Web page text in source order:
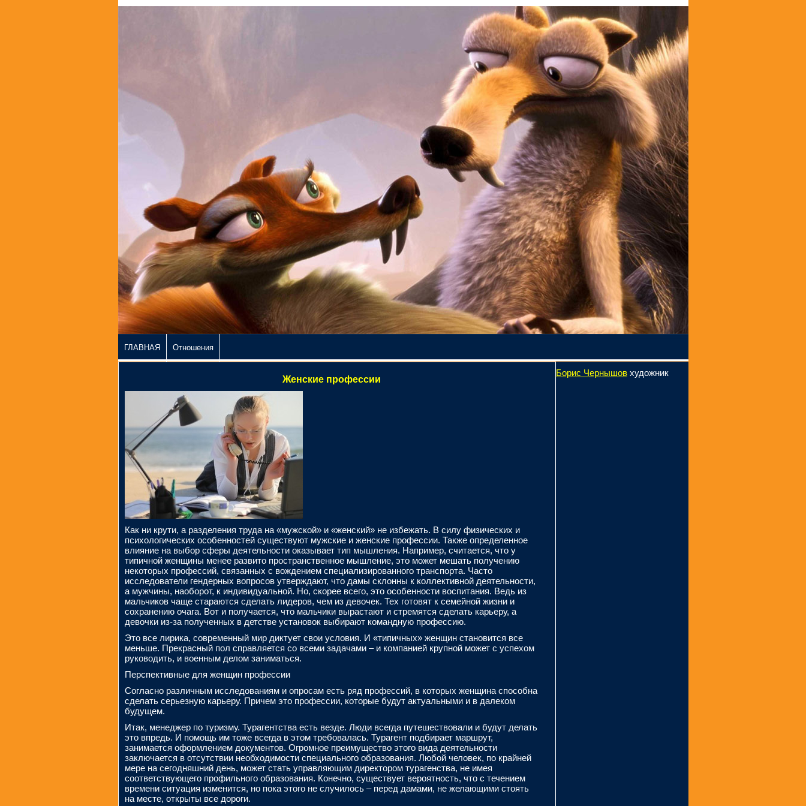
ГЛАВНАЯ Отношения
Женские профессии
Как ни крути, а разделения труда на «мужской» и «женский» не избежать. В силу физических и
психологических особенностей существуют мужские и женские профессии. Также определенное
влияние на выбор сферы деятельности оказывает тип мышления. Например, считается, что у
типичной женщины менее развито пространственное мышление, это может мешать получению
некоторых профессий, связанных с вождением специализированного транспорта. Часто
исследователи гендерных вопросов утверждают, что дамы склонны к коллективной деятельности,
а мужчины, наоборот, к индивидуальной. Но, скорее всего, это особенности воспитания. Ведь из
мальчиков чаще стараются сделать лидеров, чем из девочек. Тех готовят к семейной жизни и
сохранению очага. Вот и получается, что мальчики вырастают и стремятся сделать карьеру, а
девочки из-за полученных в детстве установок выбирают командную профессию.
Это все лирика, современный мир диктует свои условия. И «типичных» женщин становится все
меньше. Прекрасный пол справляется со всеми задачами – и компанией крупной может с успехом
руководить, и военным делом заниматься.
Перспективные для женщин профессии
Согласно различным исследованиям и опросам есть ряд профессий, в которых женщина способна
сделать серьезную карьеру. Причем это профессии, которые будут актуальными и в далеком
будущем.
Итак, менеджер по туризму. Турагентства есть везде. Люди всегда путешествовали и будут делать
это впредь. И помощь им тоже всегда в этом требовалась. Турагент подбирает маршрут,
занимается оформлением документов. Огромное преимущество этого вида деятельности
заключается в отсутствии необходимости специального образования. Любой человек, по крайней
мере на сегодняшний день, может стать управляющим директором турагенства, не имея
соответствующего профильного образования. Конечно, существует вероятность, что с течением
времени ситуация изменится, но пока этого не случилось – перед дамами, не желающими стоять
на месте, открыты все дороги.
Борис Чернышовхудожник